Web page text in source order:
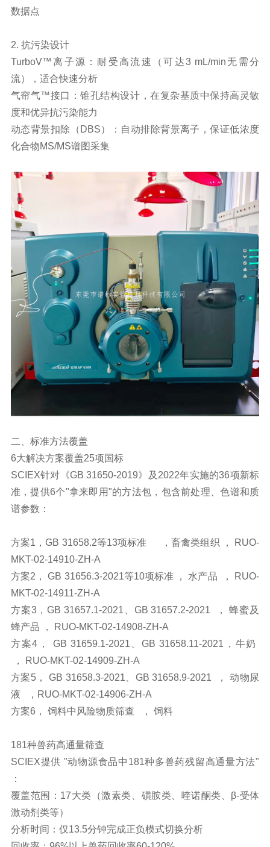
数据点
2. 抗污染设计
TurboV™离子源：耐受高流速（可达3 mL/min无需分
流），适合快速分析
气帘气™接口：锥孔结构设计，在复杂基质中保持高灵敏
度和优异抗污染能力
动态背景扣除（DBS）：自动排除背景离子，保证低浓度
化合物MS/MS谱图采集
二、标准方法覆盖
6大解决方案覆盖25项国标
SCIEX针对《GB 31650-2019》及2022年实施的36项新标
准，提供6个"拿来即用"的方法包，包含前处理、色谱和质
谱参数：
方案1，GB 31658.2等13项标准 ，畜禽类组织 ， RUO-
MKT-02-14910-ZH-A
方案2， GB 31656.3-2021等10项标准 ， 水产品 ， RUO-
MKT-02-14911-ZH-A
方案3，GB 31657.1-2021、GB 31657.2-2021 ， 蜂蜜及
蜂产品 ， RUO-MKT-02-14908-ZH-A
方案4， GB 31659.1-2021、GB 31658.11-2021，牛奶
， RUO-MKT-02-14909-ZH-A
方案5， GB 31658.3-2021、GB 31658.9-2021 ， 动物尿
液 ，RUO-MKT-02-14906-ZH-A
方案6， 饲料中风险物质筛查 ， 饲料
181种兽药高通量筛查
SCIEX提供 "动物源食品中181种多兽药残留高通量方法"
：
覆盖范围：17大类（激素类、磺胺类、喹诺酮类、β-受体
激动剂类等）
分析时间：仅13.5分钟完成正负模式切换分析